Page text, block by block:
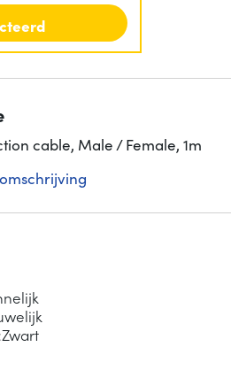
cable, Male / Female, 1m
Zwart